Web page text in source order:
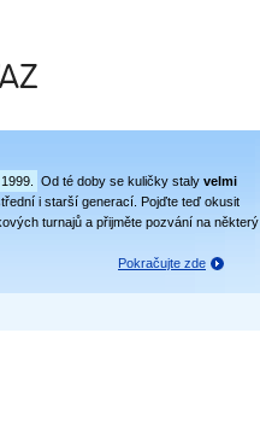
Od té doby se kuličky staly velmi
i starší generací. Pojďte teď okusit
turnajů a přijměte pozvání na některý
Pokračujte zde